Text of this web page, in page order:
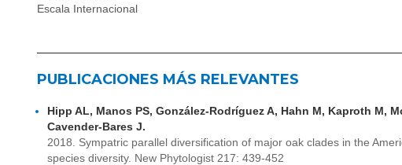
Escala Internacional
PUBLICACIONES MÁS RELEVANTES
Hipp AL, Manos PS, González-Rodríguez A, Hahn M, Kaproth M,
Cavender-Bares J.
2018. Sympatric parallel diversification of major oak clades in the
species diversity. New Phytologist 217: 439-452